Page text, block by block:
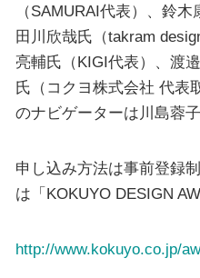
（SAMURAI代表）、鈴
田川欣哉氏（takram
亮輔氏（KIGI代表）、渡
氏（コクヨ株式会社 代表
のナビゲーターは川島蓉
申し込み方法は事前登録
は「KOKUYO DESIGN
http://www.kokuyo.co.jp/